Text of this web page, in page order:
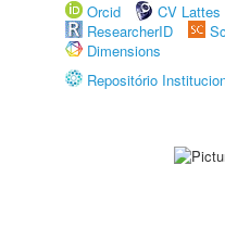
Orcid
CV Lattes
ResearcherID
Dimensions
Repositório